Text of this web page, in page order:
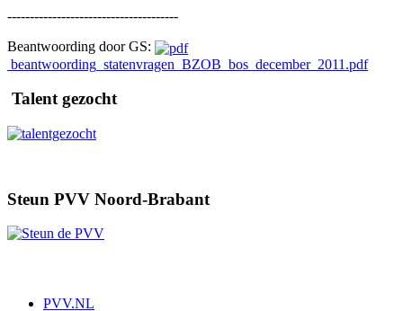
--------------------------------------
Beantwoording door GS:
beantwoording_statenvragen_BZOB_bos_december_2011.pdf
Talent gezocht
Steun PVV Noord-Brabant
PVV.NL